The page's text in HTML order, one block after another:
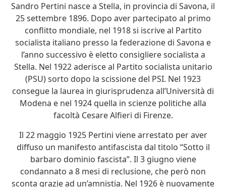
Sandro Pertini nasce a Stella, in provincia di Savona, il
25 settembre 1896. Dopo aver partecipato al primo
conflitto mondiale, nel 1918 si iscrive al Partito
socialista italiano presso la federazione di Savona e
l’anno successivo è eletto consigliere socialista a
Stella. Nel 1922 aderisce al Partito socialista unitario
(PSU) sorto dopo la scissione del PSI. Nel 1923
consegue la laurea in giurisprudenza all’Università di
Modena e nel 1924 quella in scienze politiche alla
facoltà Cesare Alfieri di Firenze.
Il 22 maggio 1925 Pertini viene arrestato per aver
diffuso un manifesto antifascista dal titolo “Sotto il
barbaro dominio fascista”. Il 3 giugno viene
condannato a 8 mesi di reclusione, che però non
sconta grazie ad un’amnistia. Nel 1926 è nuovamente